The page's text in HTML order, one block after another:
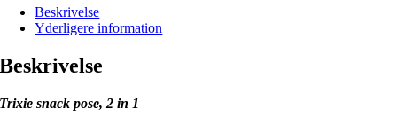
Beskrivelse
Yderligere information
Beskrivelse
Trixie snack pose, 2 in 1